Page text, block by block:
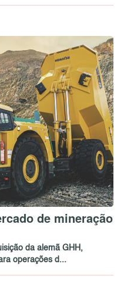
de mineração
da alemã GHH,
operações d...